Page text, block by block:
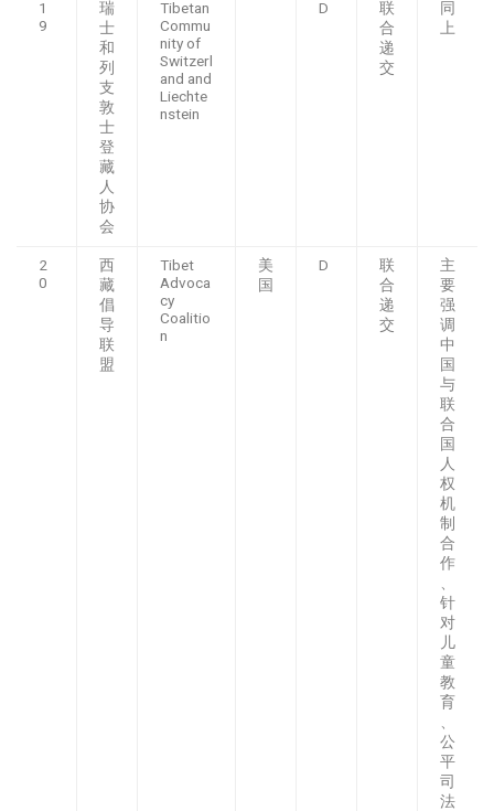
1
9
瑞
士
和
列
支
敦
士
登
藏
人
协
会
Tibetan
Commu
nity of
Switzerl
and and
Liechte
nstein
D
联
合
递
交
同
上
2
0
西
藏
倡
导
联
盟
Tibet
Advoca
cy
Coalitio
n
美
国
D
联
合
递
交
主
要
强
调
中
国
与
联
合
国
人
权
机
制
合
作
针
对
儿
童
教
育
公
平
司
法